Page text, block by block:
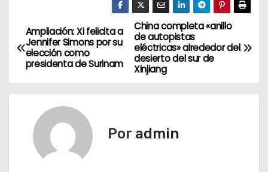
N
a
China completa «anillo
de autopistas
eléctricas» alrededor del
desierto del sur de
Xinjiang
Ampliación: Xi felicita a
Jennifer Simons por su
elección como
presidenta de Surinam
Por admin